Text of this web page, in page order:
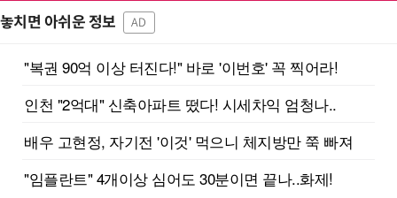
놓치면 아쉬운 정보 AD